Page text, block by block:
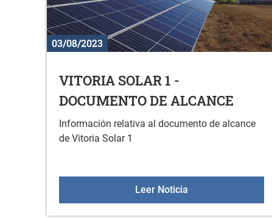
03/08/2023
VITORIA SOLAR 1 -
DOCUMENTO DE ALCANCE
Información relativa al documento de alcance
de Vitoria Solar 1
Leer NoticiaVITORIA SOLAR 1